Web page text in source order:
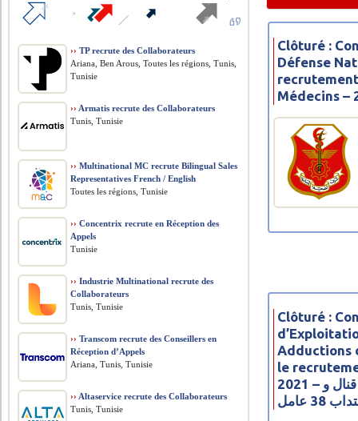
Clôturé :
Défense
Médecins –
Clôturé :
Adductions
le
2021 – مناظرة شركة استغلال قنال و
عامل
›› TP recrute des Collaborateurs
Ariana, Ben Arous, Toutes les régions, Tunis,
Tunisie
›› Armatis recrute des Collaborateurs
Tunis, Tunisie
›› Multinational MC recrute Bilingual Sales
Representatives French / English
Toutes les régions, Tunisie
›› Concentrix recrute en Réception des
Appels
Tunisie
›› Industrie Multinational recrute des
Collaborateurs
Tunis, Tunisie
›› Transcom recrute des Conseillers en
Réception d’Appels
Ariana, Tunis, Tunisie
›› Altaservice recrute des Collaborateurs
Tunis, Tunisie